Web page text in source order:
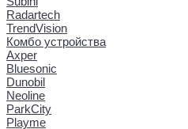
Radartech
TrendVision
Комбо устройства
Axper
Bluesonic
Dunobil
Neoline
ParkCity
Playme